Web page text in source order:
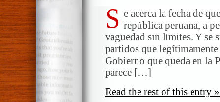
S e acerca la fecha de
república peruana, a
vaguedad sin límites. Y se
partidos que
Gobierno que queda en la
parece […]
Read the rest of this entry »